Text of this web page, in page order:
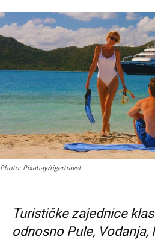
Photo: Pixabay/tigertravel
Turističke zajednice
odnosno Pule, Vodanja,